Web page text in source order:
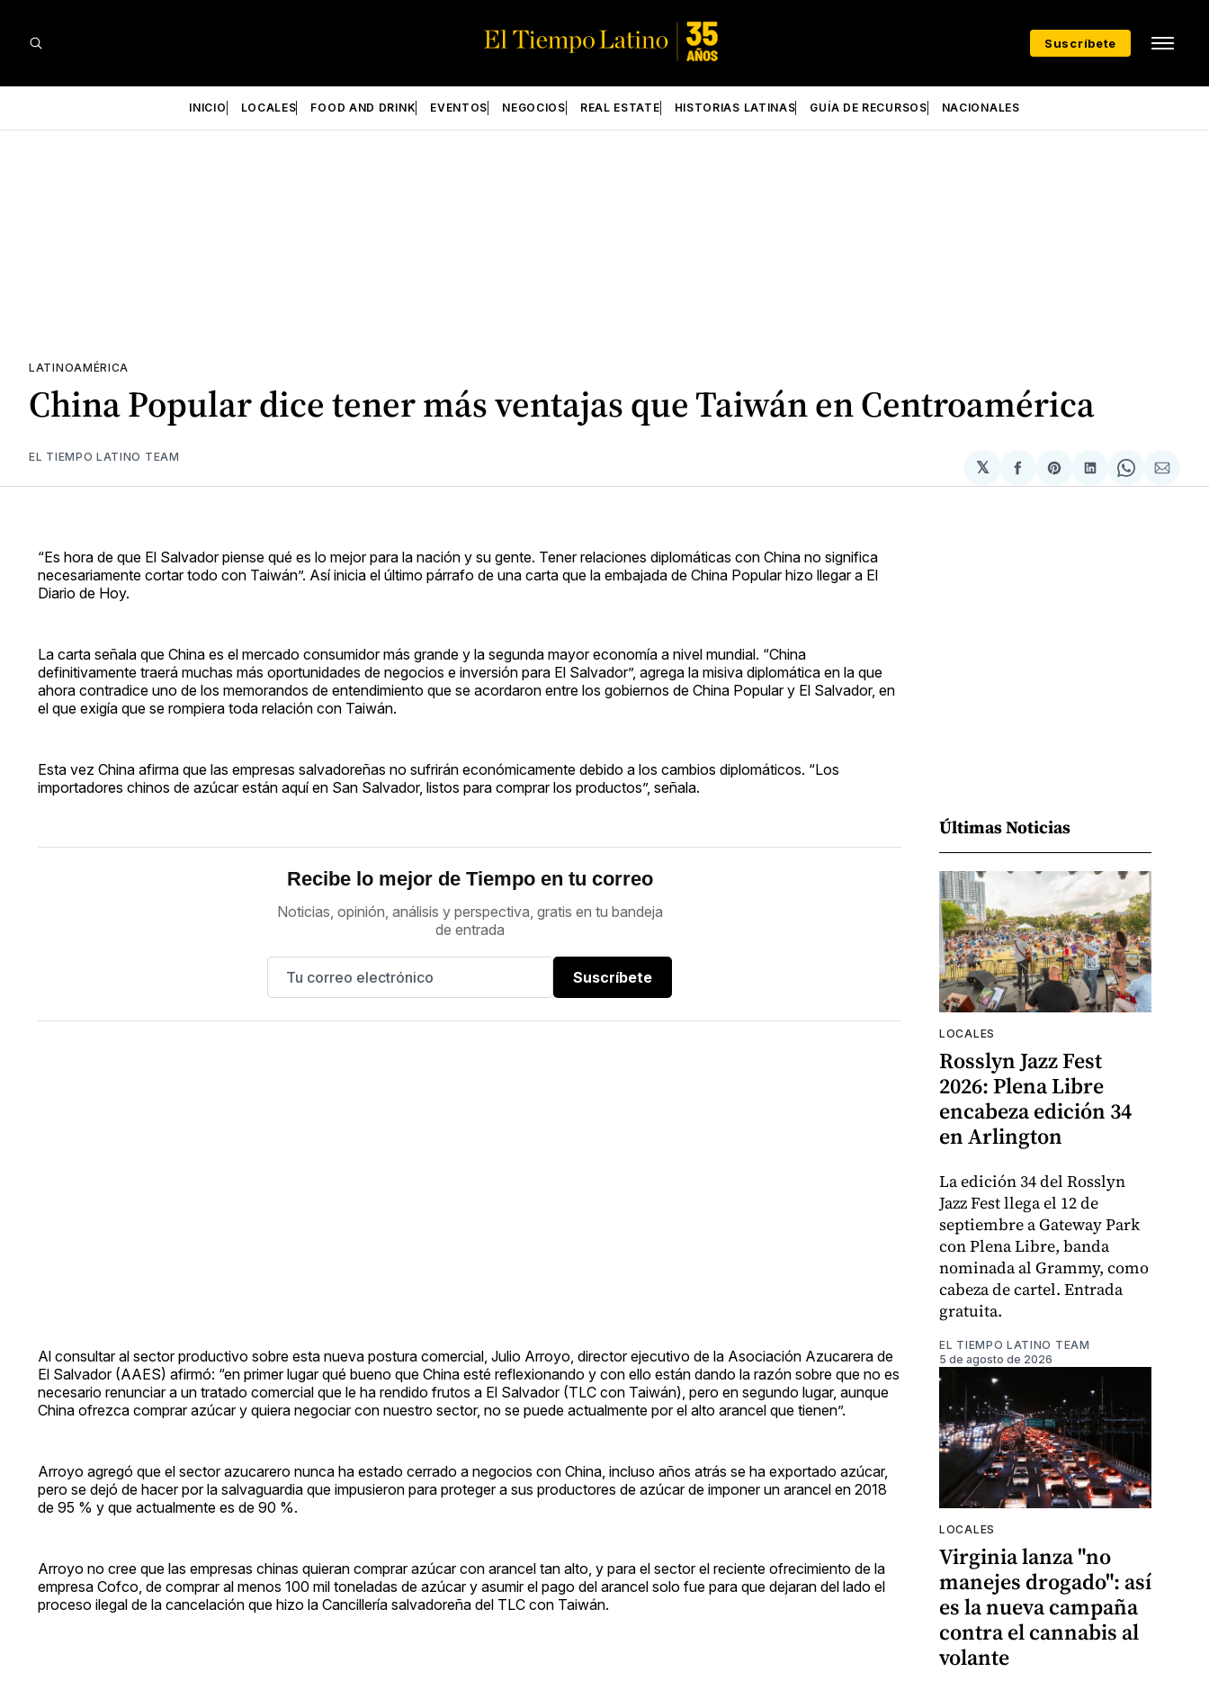
Suscríbete
INICIO LOCALES FOOD AND DRINK EVENTOS NEGOCIOS REAL ESTATE HISTORIAS LATINAS GUÍA DE RECURSOS NACIONALES
LATINOAMÉRICA
China Popular dice tener más ventajas que Taiwán en Centroamérica
EL TIEMPO LATINO TEAM
𝕏
Compartir
en
Share
on
Compartir
en
Share
on
via
“Es hora de que El Salvador piense qué es lo mejor para la nación y su gente. Tener relaciones diplomáticas con China no significa
necesariamente cortar todo con Taiwán”. Así inicia el último párrafo de una carta que la embajada de China Popular hizo llegar a El
Diario de Hoy.
La carta señala que China es el mercado consumidor más grande y la segunda mayor economía a nivel mundial. “China
definitivamente traerá muchas más oportunidades de negocios e inversión para El Salvador”, agrega la misiva diplomática en la que
ahora contradice uno de los memorandos de entendimiento que se acordaron entre los gobiernos de China Popular y El Salvador, en
el que exigía que se rompiera toda relación con Taiwán.
Esta vez China afirma que las empresas salvadoreñas no sufrirán económicamente debido a los cambios diplomáticos. “Los
importadores chinos de azúcar están aquí en San Salvador, listos para comprar los productos”, señala.
Recibe lo mejor de Tiempo en tu correo
Noticias, opinión, análisis y perspectiva, gratis en tu bandeja
de entrada
Suscríbete
Al consultar al sector productivo sobre esta nueva postura comercial, Julio Arroyo, director ejecutivo de la Asociación Azucarera de
El Salvador (AAES) afirmó: “en primer lugar qué bueno que China esté reflexionando y con ello están dando la razón sobre que no es
necesario renunciar a un tratado comercial que le ha rendido frutos a El Salvador (TLC con Taiwán), pero en segundo lugar, aunque
China ofrezca comprar azúcar y quiera negociar con nuestro sector, no se puede actualmente por el alto arancel que tienen”.
Arroyo agregó que el sector azucarero nunca ha estado cerrado a negocios con China, incluso años atrás se ha exportado azúcar,
pero se dejó de hacer por la salvaguardia que impusieron para proteger a sus productores de azúcar de imponer un arancel en 2018
de 95 % y que actualmente es de 90 %.
Arroyo no cree que las empresas chinas quieran comprar azúcar con arancel tan alto, y para el sector el reciente ofrecimiento de la
empresa Cofco, de comprar al menos 100 mil toneladas de azúcar y asumir el pago del arancel solo fue para que dejaran del lado el
proceso ilegal de la cancelación que hizo la Cancillería salvadoreña del TLC con Taiwán.
Últimas Noticias
LOCALES
Rosslyn Jazz Fest
2026: Plena Libre
encabeza edición 34
en Arlington
La edición 34 del Rosslyn
Jazz Fest llega el 12 de
septiembre a Gateway Park
con Plena Libre, banda
nominada al Grammy, como
cabeza de cartel. Entrada
gratuita.
EL TIEMPO LATINO TEAM
5 de agosto de 2026
LOCALES
Virginia lanza "no
manejes drogado": así
es la nueva campaña
contra el cannabis al
volante